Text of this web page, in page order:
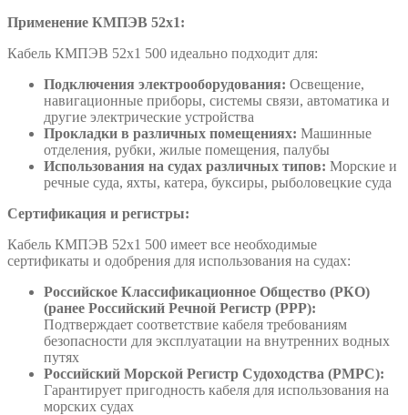
Применение КМПЭВ 52х1:
Кабель КМПЭВ 52х1 500 идеально подходит для:
Подключения электрооборудования: Освещение,
навигационные приборы, системы связи, автоматика и
другие электрические устройства
Прокладки в различных помещениях: Машинные
отделения, рубки, жилые помещения, палубы
Использования на судах различных типов: Морские и
речные суда, яхты, катера, буксиры, рыболовецкие суда
Сертификация и регистры:
Кабель КМПЭВ 52х1 500 имеет все необходимые
сертификаты и одобрения для использования на судах:
Российское Классификационное Общество (РКО)
(ранее Российский Речной Регистр (РРР):
Подтверждает соответствие кабеля требованиям
безопасности для эксплуатации на внутренних водных
путях
Российский Морской Регистр Судоходства (РМРС):
Гарантирует пригодность кабеля для использования на
морских судах